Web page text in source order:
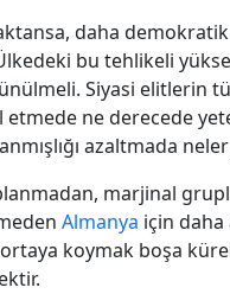
daha demokratik
bu tehlikeli
Siyasi elitlerin
ne derecede
azaltmada
marjinal
Almanya için
koymak boşa